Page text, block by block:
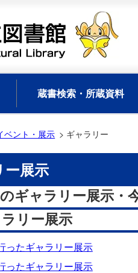
蔵書検索・所蔵資料
ベント・展示 ギャラリー
ー展示
ギャラリー展示・
リー展示
ったギャラリー展示
ったギャラリー展示